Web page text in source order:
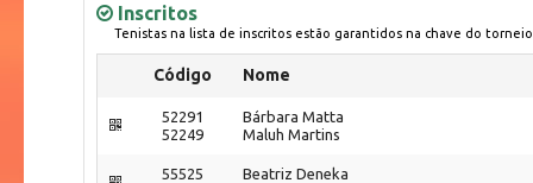
Inscritos
Tenistas na lista de inscritos estão garantidos na chave do torneio
Código Nome
52291
52249
Bárbara Matta
Maluh Martins
55525
Beatriz Deneka